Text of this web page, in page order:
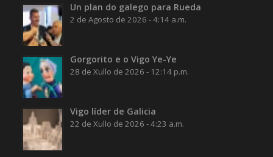
Un plan do galego para Rueda
2 de Agosto de 2026 - 4:14 a.m.
Gorgorito e o Vigo Ye-Ye
28 de Xullo de 2026 - 12:14 p.m.
Vigo líder de Galicia
22 de Xullo de 2026 - 4:23 a.m.